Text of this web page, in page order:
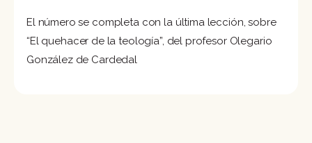
El número se completa con la última lección, sobre
“El quehacer de la teología”, del profesor Olegario
González de Cardedal